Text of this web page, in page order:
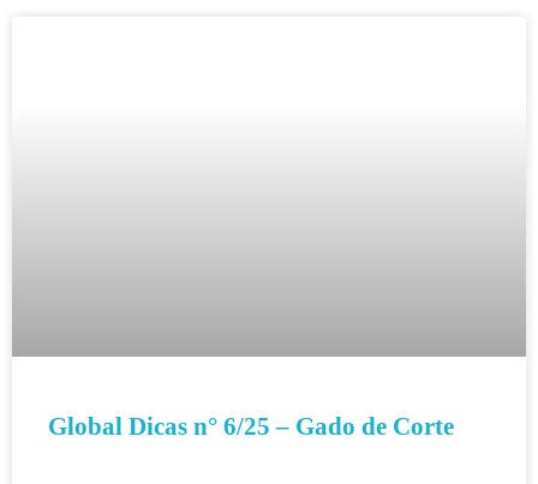
Global Dicas n° 6/25 – Gado de Corte